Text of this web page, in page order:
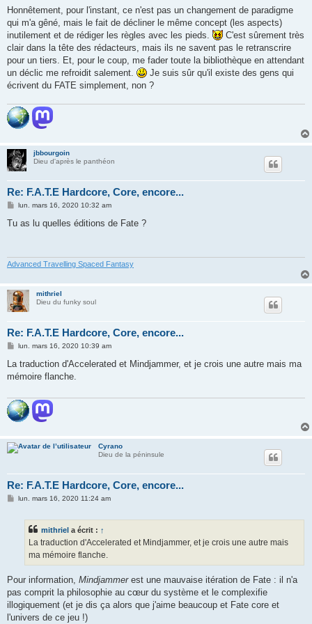
s
a
g
Honnêtement, pour l'instant, ce n'est pas un changement de paradigme
qui m'a gêné, mais le fait de décliner le même concept (les aspects)
inutilement et de rédiger les règles avec les pieds.
C'est sûrement très
clair dans la tête des rédacteurs, mais ils ne savent pas le retranscrire
pour un tiers. Et, pour le coup, me fader toute la bibliothèque en attendant
un déclic me refroidit salement.
Je suis sûr qu'il existe des gens qui
écrivent du FATE simplement, non ?
jbbourgoin
Dieu d'après le panthéon
Re: F.A.T.E Hardcore, Core, encore...
M
s
lun. mars 16, 2020 10:32 am
Tu as lu quelles éditions de Fate ?
Advanced Travelling Spaced Fantasy
mithriel
Dieu du funky soul
Re: F.A.T.E Hardcore, Core, encore...
M
s
a
lun. mars 16, 2020 10:39 am
La traduction d'Accelerated et Mindjammer, et je crois une autre mais ma
mémoire flanche.
Cyrano
Dieu de la péninsule
Re: F.A.T.E Hardcore, Core, encore...
Mlun. mars 16, 2020 11:24 am
mithriel a écrit : ↑
La traduction d'Accelerated et Mindjammer, et je crois une autre mais
ma mémoire flanche.
Pour information, Mindjammer est une mauvaise itération de Fate : il n'a
pas comprit la philosophie au cœur du système et le complexifie
illogiquement (et je dis ça alors que j'aime beaucoup et Fate core et
l'univers de ce jeu !)